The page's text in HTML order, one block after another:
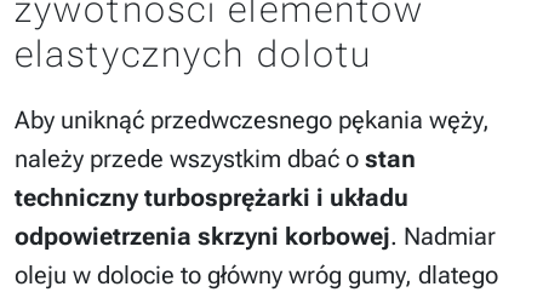
żywotności elementów
elastycznych dolotu
Aby uniknąć przedwczesnego pękania węży,
należy przede wszystkim dbać o stan
techniczny turbosprężarki i układu
odpowietrzenia skrzyni korbowej. Nadmiar
oleju w dolocie to główny wróg gumy, dlatego